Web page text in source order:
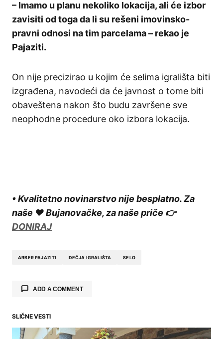
– Imamo u planu nekoliko lokacija, ali će izbor
zavisiti od toga da li su rešeni imovinsko-
pravni odnosi na tim parcelama – rekao je
Pajaziti.
On nije precizirao u kojim će selima igrališta biti
izgrađena, navodeći da će javnost o tome biti
obaveštena nakon što budu završene sve
neophodne procedure oko izbora lokacija.
• Kvalitetno novinarstvo nije besplatno. Za
naše ❤️ Bujanovačke, za naše priče 👉
DONIRAJ
ARBER PAJAZITI DEČJA IGRALIŠTA SELO
ADD A COMMENT
Your email address will not be published.
SLIČNE VESTI